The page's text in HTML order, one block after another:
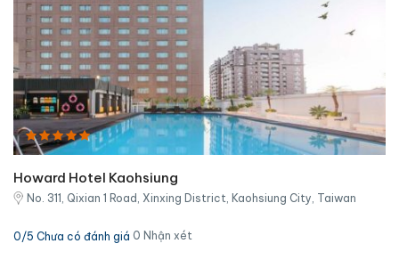
Howard Hotel Kaohsiung
No. 311, Qixian 1 Road, Xinxing District, Kaohsiung City, Taiwan
0/5 Chưa có đánh giá 0 Nhận xét